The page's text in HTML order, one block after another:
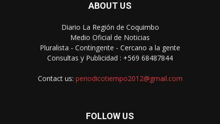
ABOUT US
Diario La Región de Coquimbo
Medio Oficial de Noticias
Pluralista - Contingente - Cercano a la gente
Consultas y Publicidad : +569 68487844
Contact us: periodicotiempo2012@gmail.com
FOLLOW US